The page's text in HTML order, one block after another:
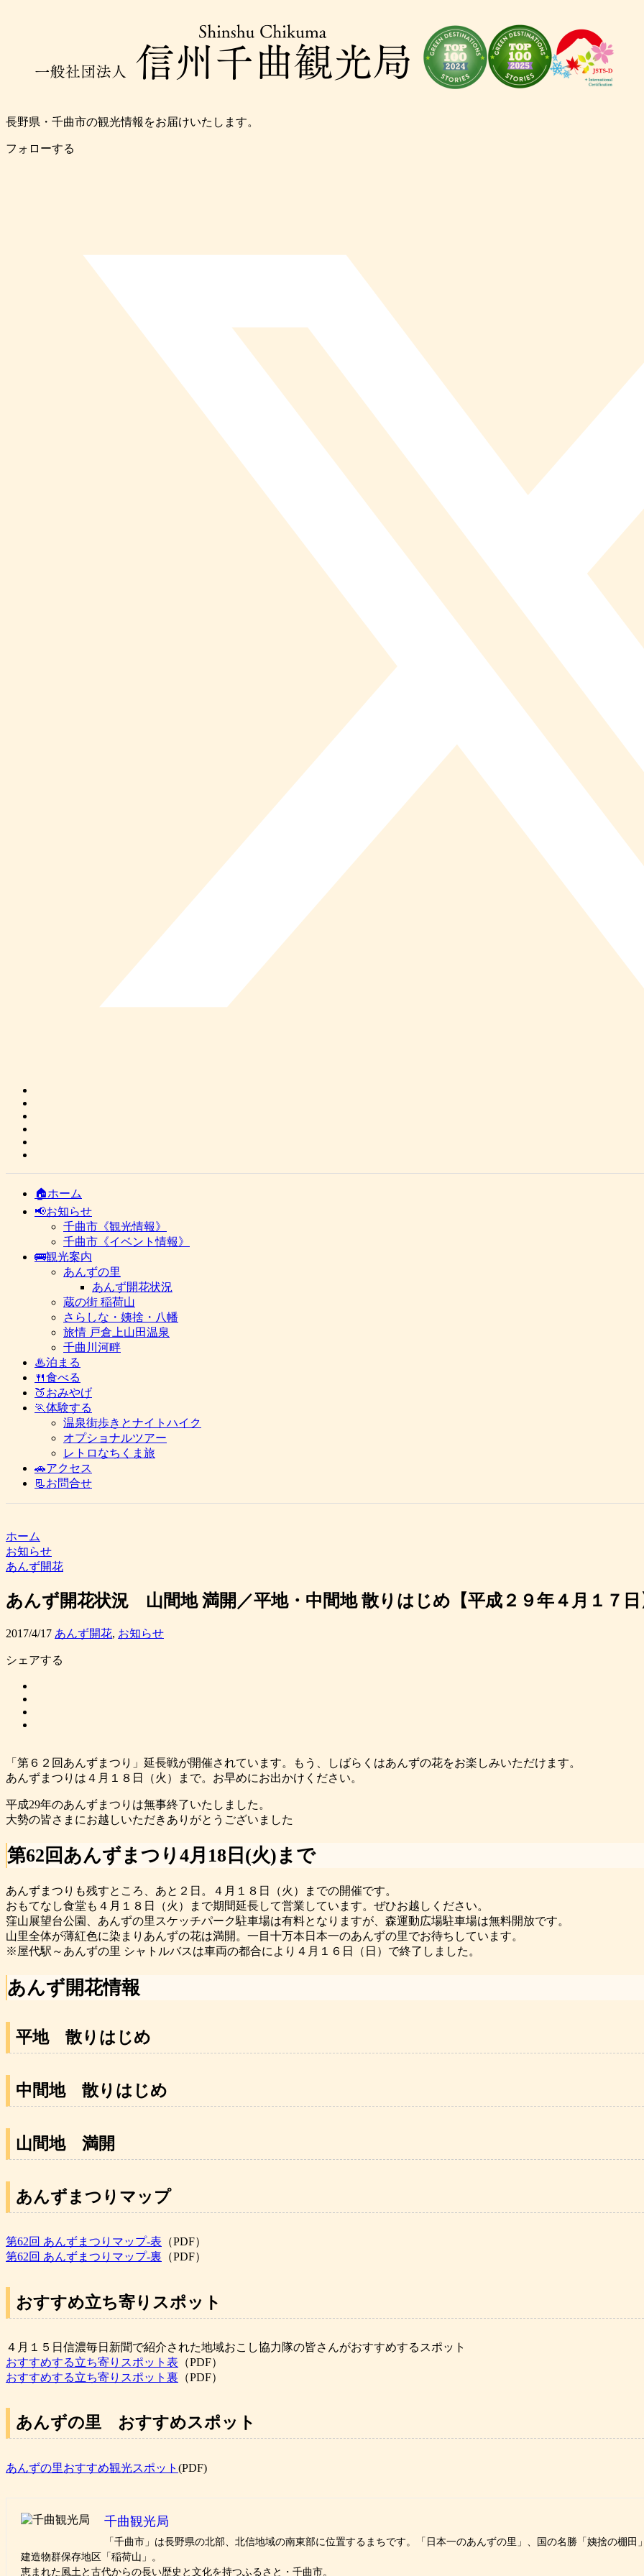
長野県・千曲市の観光情報をお届けいたします。
フォローする
🏠ホーム
📢お知らせ
千曲市《観光情報》
千曲市《イベント情報》
🚌観光案内
あんずの里
あんず開花状況
蔵の街 稲荷山
さらしな・姨捨・八幡
旅情 戸倉上山田温泉
千曲川河畔
♨泊まる
🍴食べる
🍑おみやげ
🏃体験する
温泉街歩きとナイトハイク
オプショナルツアー
レトロなちくま旅
🚗アクセス
📃お問合せ
ホーム
お知らせ
あんず開花
あんず開花状況 山間地 満開／平地・中間地 散りはじめ【平成２９年４月１７日
2017/4/17 あんず開花, お知らせ
シェアする
「第６２回あんずまつり」延長戦が開催されています。もう、しばらくはあんずの花をお楽しみいただけます。
あんずまつりは４月１８日（火）まで。お早めにお出かけください。
平成29年のあんずまつりは無事終了いたしました。
大勢の皆さまにお越しいただきありがとうございました
第62回あんずまつり 4月18日(火)まで
あんずまつりも残すところ、あと２日。４月１８日（火）までの開催です。
おもてなし食堂も４月１８日（火）まで期間延長して営業しています。ぜひお越しください。
窪山展望台公園、あんずの里スケッチパーク駐車場は有料となりますが、森運動広場駐車場は無料開放です。
山里全体が薄紅色に染まりあんずの花は満開。一目十万本日本一のあんずの里でお待ちしています。
※屋代駅～あんずの里 シャトルバスは車両の都合により４月１６日（日）で終了しました。
あんず開花情報
平地 散りはじめ
中間地 散りはじめ
山間地満開
あんずまつりマップ
第62回 あんずまつりマップ-表 （PDF）
第62回 あんずまつりマップ-裏 （PDF）
おすすめ立ち寄りスポット
４月１５日信濃毎日新聞で紹介された地域おこし協力隊の皆さんがおすすめするスポット
おすすめする立ち寄りスポット表 （PDF）
おすすめする立ち寄りスポット裏 （PDF）
あんずの里 おすすめスポット
あんずの里おすすめ観光スポット (PDF)
千曲観光局
「千曲市」は長野県の北部、北信地域の南東部に位置するまちです。「日本一のあんずの里」、国の名勝「姨捨の棚
建造物群保存地区「稲荷山」。
恵まれた風土と古代からの長い歴史と文化を持つふるさと・千曲市。